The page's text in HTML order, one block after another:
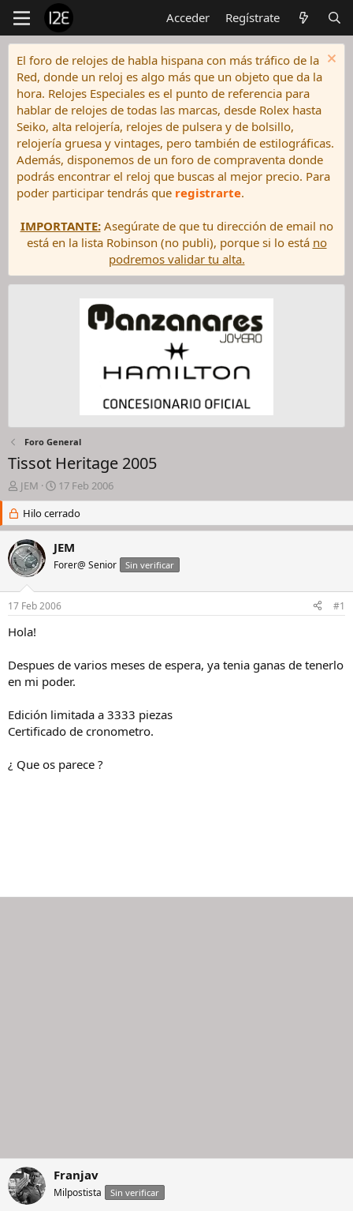
Acceder Regístrate
El foro de relojes de habla hispana con más tráfico de la
Red, donde un reloj es algo más que un objeto que da la
hora. Relojes Especiales es el punto de referencia para
hablar de relojes de todas las marcas, desde Rolex hasta
Seiko, alta relojería, relojes de pulsera y de bolsillo,
relojería gruesa y vintages, pero también de estilográficas.
Además, disponemos de un foro de compraventa donde
podrás encontrar el reloj que buscas al mejor precio. Para
poder participar tendrás que registrarte.
IMPORTANTE:Asegúrate de que tu dirección de email no
está en la lista Robinson (no publi), porque si lo está no
podremos validar tu alta.
Foro General
Tissot Heritage 2005
I
n
c
i
a
d
o
d
e
l
i
l
JEM
F
e
c
h
a
d
e
i
17 Feb 2006
Hilo cerrado
JEM
Forer@ Senior Sin verificar
17 Feb 2006 #1
Hola!
Despues de varios meses de espera, ya tenia ganas de tenerlo
en mi poder.
Edición limitada a 3333 piezas
Certificado de cronometro.
¿ Que os parece ?
Franjav
Milpostista Sin verificar